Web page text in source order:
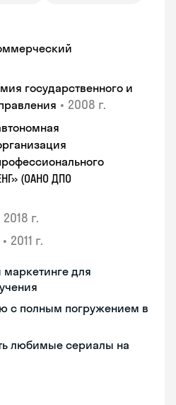
государственного и
• 2008 г.
(ОАНО ДПО
2018 г.
• 2011 г.
маркетинге для
с полным погружением в
любимые сериалы на